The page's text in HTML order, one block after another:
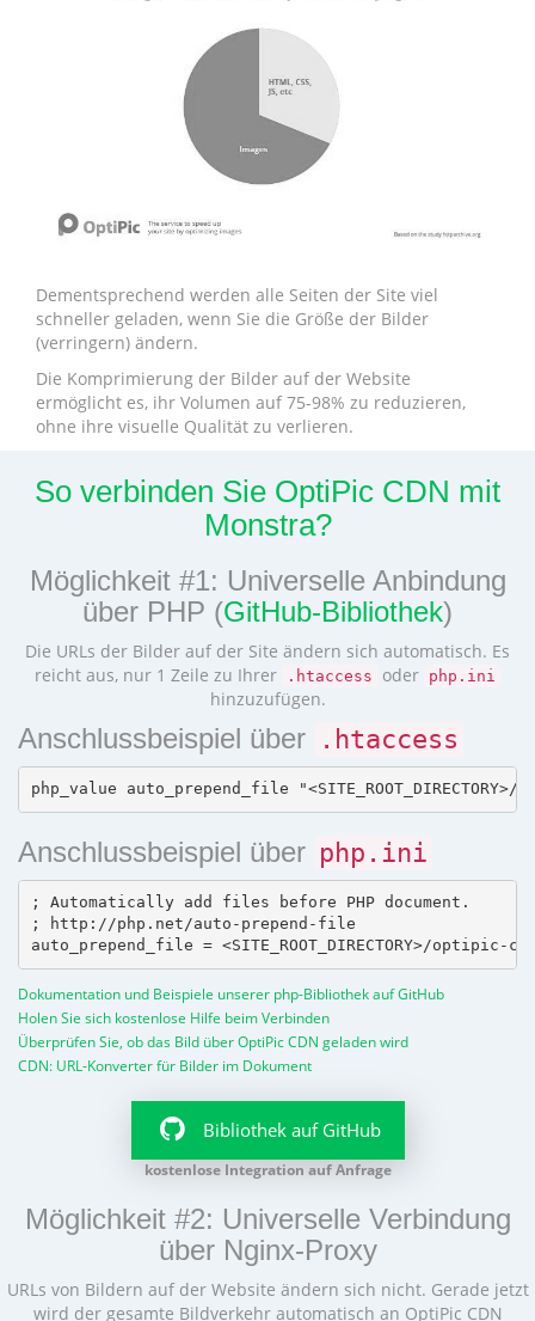
Dementsprechend werden alle Seiten der Site viel
schneller geladen, wenn Sie die Größe der Bilder
(verringern) ändern.
Die Komprimierung der Bilder auf der Website
ermöglicht es, ihr Volumen auf 75-98% zu reduzieren,
ohne ihre visuelle Qualität zu verlieren.
So verbinden Sie OptiPic CDN mit
Monstra?
Möglichkeit #1: Universelle Anbindung
über PHP (GitHub-Bibliothek)
Die URLs der Bilder auf der Site ändern sich automatisch. Es
reicht aus, nur 1 Zeile zu Ihrer
.htaccess oder php.ini
hinzuzufügen.
Anschlussbeispiel über .htaccess
Anschlussbeispiel über php.ini
; Automatically add files before PHP document.
; http://php.net/auto-prepend-file
Dokumentation und Beispiele unserer php-Bibliothek auf GitHub
Holen Sie sich kostenlose Hilfe beim Verbinden
Überprüfen Sie, ob das Bild über OptiPic CDN geladen wird
CDN: URL-Konverter für Bilder im Dokument
Bibliothek auf GitHub
kostenlose Integration auf Anfrage
Möglichkeit #2: Universelle Verbindung
über Nginx-Proxy
URLs von Bildern auf der Website ändern sich nicht. Gerade jetzt
wird der gesamte Bildverkehr automatisch an OptiPic CDN